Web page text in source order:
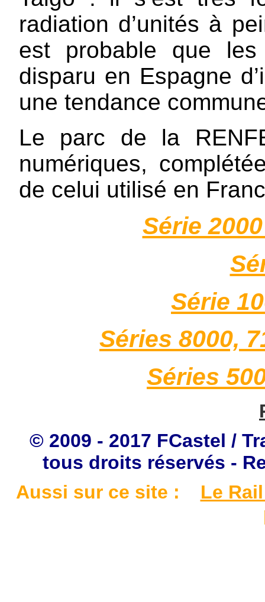
radiation d’unités à
est probable que les
disparu en Espagne
une tendance
Le parc de la
numériques,
de celui utilisé en
Série
Série
Séries 8000,
Séries
© 2009 - 2017 FCastel /
tous droits réservés -
Aussi sur ce site :
Le